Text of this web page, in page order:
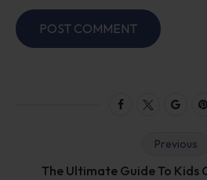
Previous
The Ultimate Guide To Kids